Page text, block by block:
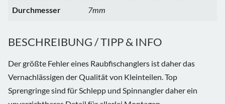
Durchmesser 7mm
BESCHREIBUNG / TIPP & INFO
Der größte Fehler eines Raubfischanglers ist daher das
Vernachlässigen der Qualität von Kleinteilen. Top
Sprengringe sind für Schlepp und Spinnangler daher ein